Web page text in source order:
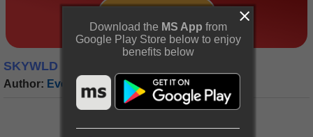
SKYWLD | 是否有 ”跌出价值“ ？
Author: Eventure Group| Date:06 Nov 2023
Download the MS App from
Google Play Store below to enjoy
benefits below